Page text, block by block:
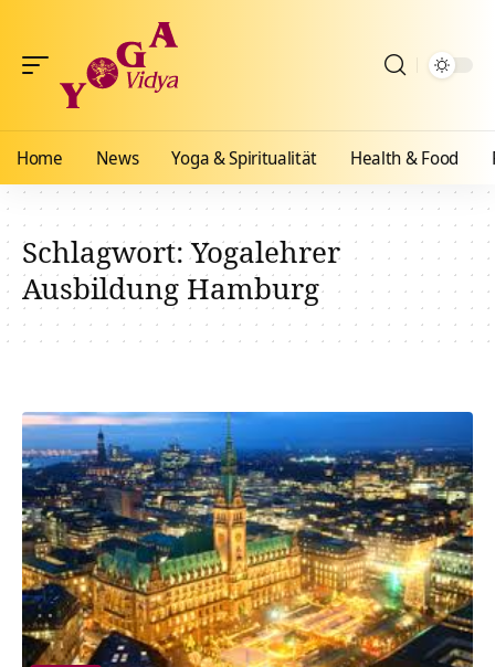
Home News Yoga & Spiritualität Health & Food
Schlagwort:Yogalehrer
Ausbildung Hamburg